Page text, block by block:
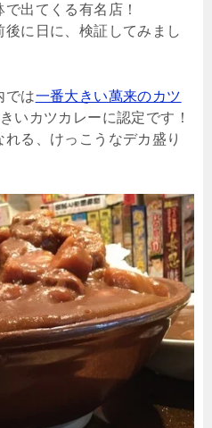
出てくる有名店！
に日に、検証してみまし
では一番大きい萬来のカツ
いカツカレーに認定です！
る、けっこうなデカ盛り